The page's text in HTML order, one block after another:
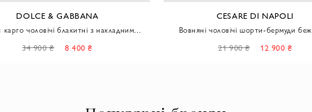
DOLCE & GABBANA
чоловічі блакитні з накладними
34 900 ₴ 8 400 ₴
CESARE DI NAPOLI
Вовняні чоловічі шорти-бермуди
21 900 ₴ 12 900 ₴